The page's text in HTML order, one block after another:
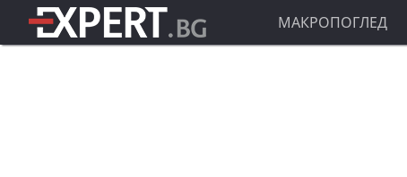
МАКРОПОГЛЕД